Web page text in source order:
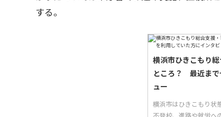
する。
横浜市ひきこもり
ところ？ 最近まで
ュー
横浜市はひきこもり状